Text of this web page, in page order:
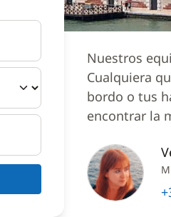
Nuestros
Cualquiera
bordo o tus
encontrar la